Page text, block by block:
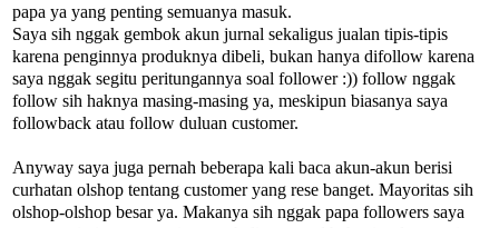
papa ya yang penting semuanya masuk.
Saya sih nggak gembok akun jurnal sekaligus jualan tipis-tipis
karena penginnya produknya dibeli, bukan hanya difollow karena
saya nggak segitu peritungannya soal follower :)) follow nggak
follow sih haknya masing-masing ya, meskipun biasanya saya
followback atau follow duluan customer.
Anyway saya juga pernah beberapa kali baca akun-akun berisi
curhatan olshop tentang customer yang rese banget. Mayoritas sih
olshop-olshop besar ya. Makanya sih nggak papa followers saya